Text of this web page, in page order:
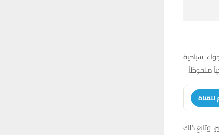
سياحية
ملحوظاً.
للقناة
وتابع ذلك